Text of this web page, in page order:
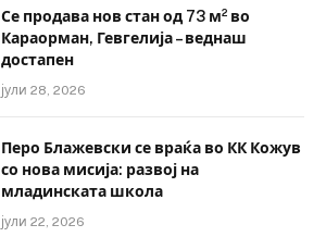
Се продава нов стан од 73 м² во
Караорман, Гевгелија – веднаш
достапен
јули 28, 2026
Перо Блажевски се враќа во КК Кожув
со нова мисија: развој на
младинската школа
јули 22, 2026